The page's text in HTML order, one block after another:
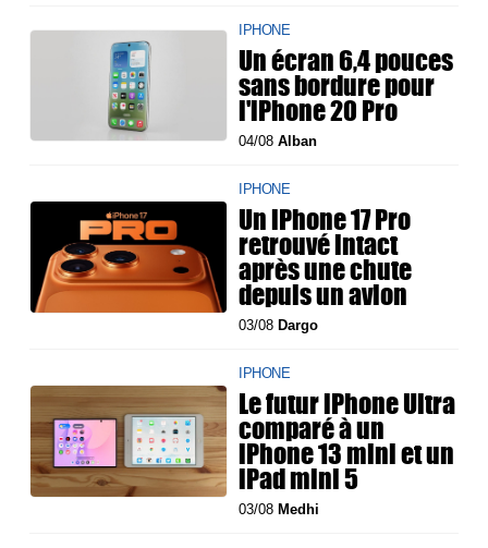
IPHONE
Un écran 6,4 pouces
sans bordure pour
l'iPhone 20 Pro
04/08Alban
IPHONE
Un iPhone 17 Pro
retrouvé intact
après une chute
depuis un avion
03/08 Dargo
IPHONE
Le futur iPhone Ultra
comparé à un
iPhone 13 mini et un
iPad mini 5
03/08 Medhi